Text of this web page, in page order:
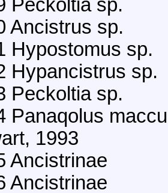
Peckoltia sp.
Ancistrus sp.
Hypostomus sp.
Hypancistrus sp.
Peckoltia sp.
Panaqolus
1993
Ancistrinae
Ancistrinae